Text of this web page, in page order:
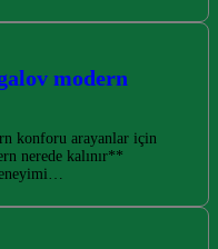
modern
konforu arayanlar için
nerede kalınır**